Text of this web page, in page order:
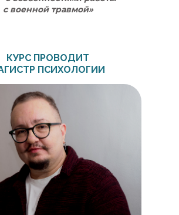
с военной травмой»
КУРС ПРОВОДИТ
ПСИХОЛОГИИ